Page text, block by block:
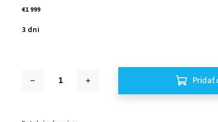
€1 999
3 dni
Pridať